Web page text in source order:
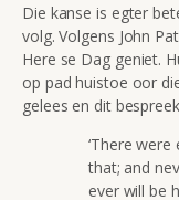
Die kanse is egter
volg. Volgens John
Here se Dag geniet.
op pad huistoe oor
gelees en dit
‘There
that; and
ever will be